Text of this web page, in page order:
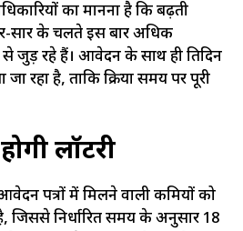
का मानना है कि बढ़ती
प्रसार के चलते इस बार अधिक
जुड़ रहे हैं। आवेदन के साथ ही प्रतिदिन
रहा है, ताकि प्रक्रिया समय पर पूरी
लॉटरी
पत्रों में मिलने वाली कमियों को
जिससे निर्धारित समय के अनुसार 18